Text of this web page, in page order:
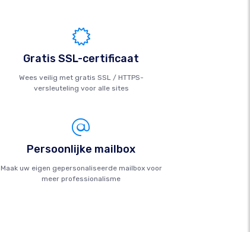
Gratis SSL-certificaat
Wees veilig met gratis SSL / HTTPS-
versleuteling voor alle sites
Persoonlijke mailbox
Maak uw eigen gepersonaliseerde mailbox voor
meer professionalisme